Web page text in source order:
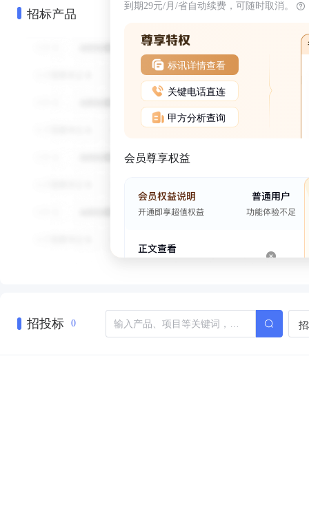
招标产品 到期29元/月/省自动续费，可随时取消。
标讯详情查看
关键电话直连
甲方分析查询
会员尊享权益
招投标 0